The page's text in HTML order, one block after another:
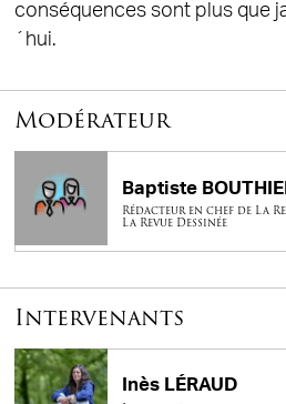
conséquences sont plus que
´hui.
Modérateur
Baptiste
Rédacteur en chef de La
La Revue Dessinée
Intervenants
Inès LÉRAUD